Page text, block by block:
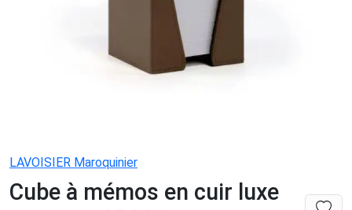
LAVOISIER Maroquinier
Cube à mémos en cuir luxe